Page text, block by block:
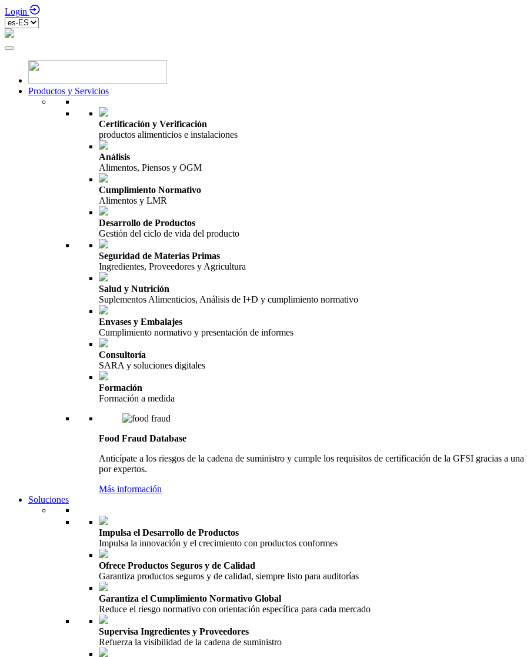
Login
Productos y Servicios
Certificación y Verificación
productos alimenticios e instalaciones
Análisis
Alimentos, Piensos y OGM
Cumplimiento Normativo
Alimentos y LMR
Desarrollo de Productos
Gestión del ciclo de vida del producto
Seguridad de Materias Primas
Ingredientes, Proveedores y Agricultura
Salud y Nutrición
Suplementos Alimenticios, Análisis de I+D y cumplimiento normativo
Envases y Embalajes
Cumplimiento normativo y presentación de informes
Consultoría
SARA y soluciones digitales
Formación
Formación a medida
Food Fraud Database
Anticípate a los riesgos de la cadena de suministro y cumple los requisitos de certificación de la GFSI gracias a
por expertos.
Más información
Soluciones
Impulsa el Desarrollo de Productos
Impulsa la innovación y el crecimiento con productos conformes
Ofrece Productos Seguros y de Calidad
Garantiza productos seguros y de calidad, siempre listo para auditorías
Garantiza el Cumplimiento Normativo Global
Reduce el riesgo normativo con orientación específica para cada mercado
Supervisa Ingredientes y Proveedores
Refuerza la visibilidad de la cadena de suministro